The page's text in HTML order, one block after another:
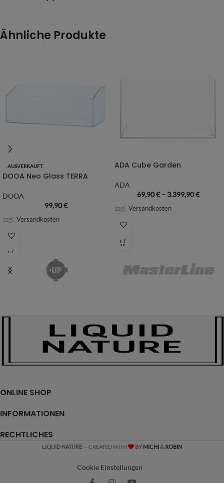
Ähnliche Produkte
AUSVERKAUFT
DOOA Neo Glass TERRA
DOOA
99,90€
zzgl. Versandkosten
ADA Cube Garden
ADA
69,90€– 3.399,90€
zzgl. Versandkosten
ONLINE SHOP
INFORMATIONEN
RECHTLICHES
LIQUID NATURE — CREATED WITH BY MICHI& ROBIN
Cookie Einstellungen